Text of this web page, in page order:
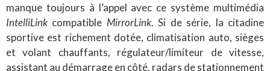
manque toujours à l’appel avec ce système multimédia
IntelliLink compatible MirrorLink. Si de série, la citadine
sportive est richement dotée, climatisation auto, sièges
et volant chauffants, régulateur/limiteur de vitesse,
assistant au démarrage en côté, radars de stationnement